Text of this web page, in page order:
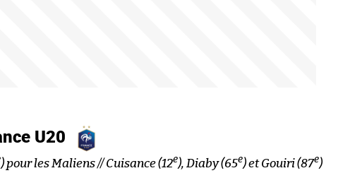
U20
) pour les Maliens // Cuisance (12e), Diaby (65e) et Gouiri (87e)